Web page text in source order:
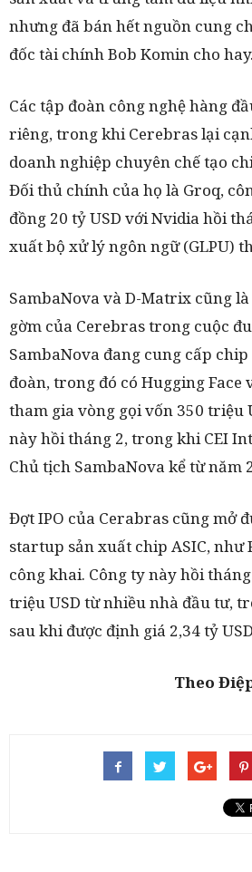
nhưng đã bán hết nguồn cung
đốc tài chính Bob Komin cho hay.
Các tập đoàn công nghệ hàng
riêng, trong khi Cerebras lại
doanh nghiệp chuyên chế tạo
Đối thủ chính của họ là Groq,
đồng 20 tỷ USD với Nvidia hồi
xuất bộ xử lý ngôn ngữ (GLPU)
SambaNova và D-Matrix cũng
gờm của Cerebras trong cuộc
SambaNova đang cung cấp
đoàn, trong đó có Hugging Face
tham gia vòng gọi vốn 350 triệu
này hồi tháng 2, trong khi CEI
Chủ tịch SambaNova kể từ năm
Đợt IPO của Cerabras cũng mở
startup sản xuất chip ASIC, như
công khai. Công ty này hồi
triệu USD từ nhiều nhà đầu tư,
sau khi được định giá 2,34 tỷ
Theo